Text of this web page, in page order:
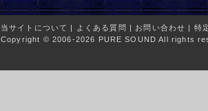
当サイトについて | よくある質問 | お問い合わせ | 特
Copyright © 2006-2026 PURE SOUND All rights